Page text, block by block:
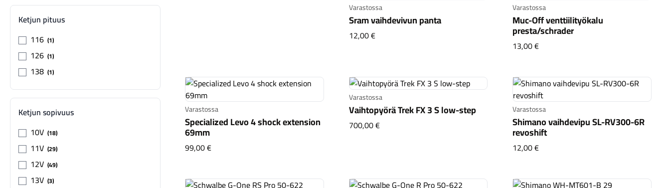
Ketjun pituus
116 1
126 1
138 1
Ketjun sopivuus
10V 18
11V 29
12V 49
13V 3
Varastossa
Sram vaihdevivun panta
12,00 €Sram vaihdevivun panta
Varastossa
Muc-Off venttiilityökalu
presta/schrader
13,00 €Muc-Off venttiilityökalu presta/
Varastossa
Specialized Levo 4 shock extension
69mm
99,00 €Specialized Levo 4 shock extension 69mm
Varastossa
Vaihtopyörä Trek FX 3 S low-step
700,00 €Vaihtopyörä Trek FX 3 S low-step
Varastossa
Shimano vaihdevipu SL-RV300-6R
revoshift
12,00 €Shimano vaihdevipu SL-RV300-6R